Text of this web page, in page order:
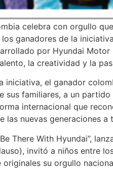
celebra con orgullo
ganadores de la
por Hyundai
la creatividad y la
iniciativa, el ganador
sus familiares, a un
internacional que
las nuevas generaciones
There With Hyundai”,
invitó a niños entre
su orgullo